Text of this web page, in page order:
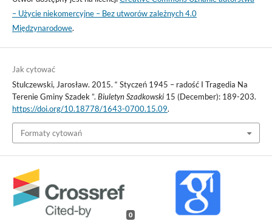
– Użycie niekomercyjne – Bez utworów zależnych 4.0
Międzynarodowe.
Jak cytować
Stulczewski, Jarosław. 2015. “ Styczeń 1945 – radość I Tragedia Na
Terenie Gminy Szadek ”. Biuletyn Szadkowski15 (December): 189-203.
https://doi.org/10.18778/1643-0700.15.09.
Formaty cytowań
0